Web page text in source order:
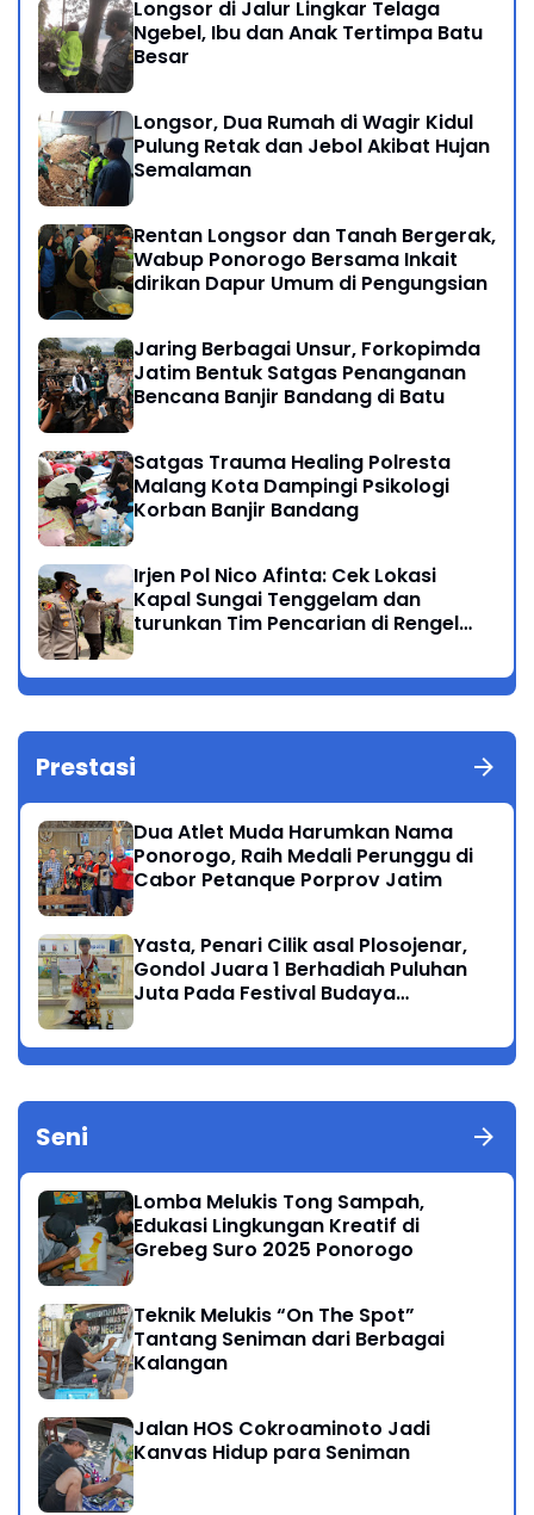
Longsor di Jalur Lingkar Telaga
Ngebel, Ibu dan Anak Tertimpa Batu
Besar
Longsor, Dua Rumah di Wagir Kidul
Pulung Retak dan Jebol Akibat Hujan
Semalaman
Rentan Longsor dan Tanah Bergerak,
Wabup Ponorogo Bersama Inkait
dirikan Dapur Umum di Pengungsian
Jaring Berbagai Unsur, Forkopimda
Jatim Bentuk Satgas Penanganan
Bencana Banjir Bandang di Batu
Satgas Trauma Healing Polresta
Malang Kota Dampingi Psikologi
Korban Banjir Bandang
Irjen Pol Nico Afinta: Cek Lokasi
Kapal Sungai Tenggelam dan
turunkan Tim Pencarian di Rengel
Prestasi
Dua Atlet Muda Harumkan Nama
Ponorogo, Raih Medali Perunggu di
Cabor Petanque Porprov Jatim
Yasta, Penari Cilik asal Plosojenar,
Gondol Juara 1 Berhadiah Puluhan
Juta Pada Festival Budaya
Seni
Lomba Melukis Tong Sampah,
Edukasi Lingkungan Kreatif di
Grebeg Suro 2025 Ponorogo
Teknik Melukis “On The Spot”
Tantang Seniman dari Berbagai
Kalangan
Jalan HOS Cokroaminoto Jadi
Kanvas Hidup para Seniman